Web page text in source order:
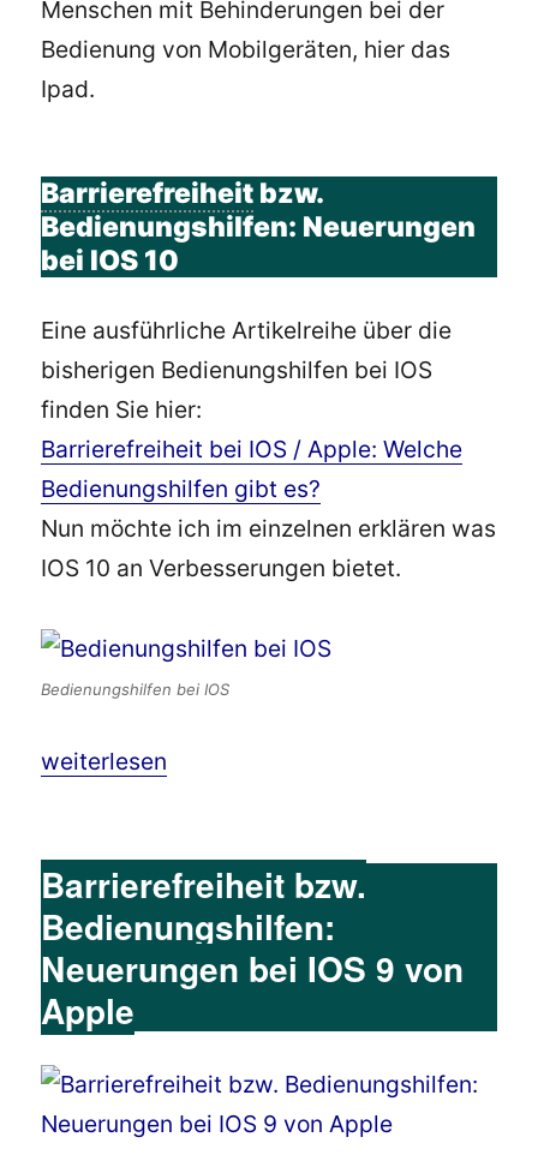
Menschen mit Behinderungen bei der
Bedienung von Mobilgeräten, hier das
Ipad.
Barrierefreiheit bzw.
Bedienungshilfen: Neuerungen
bei IOS 10
Eine ausführliche Artikelreihe über die
bisherigen Bedienungshilfen bei IOS
finden Sie hier:
Barrierefreiheit bei IOS / Apple: Welche
Bedienungshilfen gibt es?
Nun möchte ich im einzelnen erklären was
IOS 10 an Verbesserungen bietet.
Bedienungshilfen bei IOS
„Barrierefreiheit bzw. Bedienungshilfen:
weiterlesen
Barrierefreiheit bzw.
Bedienungshilfen:
Neuerungen bei IOS 9 von
Apple